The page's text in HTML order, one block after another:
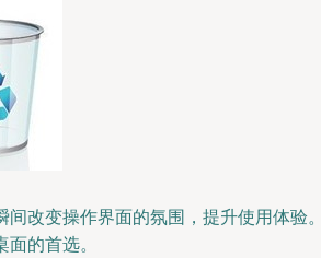
改变操作界面的氛围，提升使用体验
的首选。